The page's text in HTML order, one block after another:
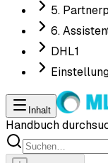
5.
6.
DHL1
Inhalt
Handbuch